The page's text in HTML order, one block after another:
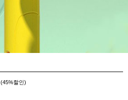
(45%할인)